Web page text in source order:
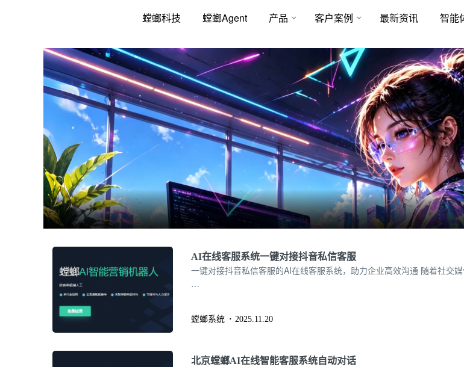
螳螂科技 螳螂Agent 产品 客户案例 最新资讯 智能
AI在线客服系统一键对接抖音私信客服
一键对接抖音私信客服的AI在线客服系统，助力企业高效沟通 随着社交
…
螳螂系统 2025.11.20
北京螳螂AI在线智能客服系统自动对话